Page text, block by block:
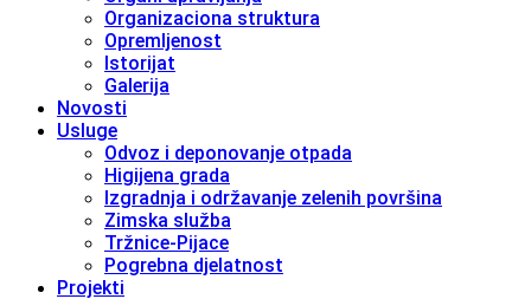
Organizaciona struktura
Opremljenost
Istorijat
Galerija
Novosti
Usluge
Odvoz i deponovanje otpada
Higijena grada
Izgradnja i održavanje zelenih površina
Zimska služba
Tržnice-Pijace
Pogrebna djelatnost
Projekti